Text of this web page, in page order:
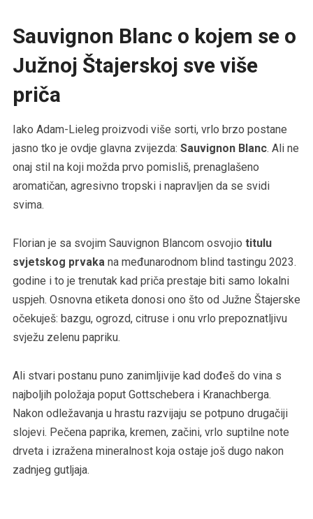
Sauvignon Blanc o kojem se o
Južnoj Štajerskoj sve više
priča
Iako Adam-Lieleg proizvodi više sorti, vrlo brzo postane
jasno tko je ovdje glavna zvijezda: Sauvignon Blanc. Ali ne
onaj stil na koji možda prvo pomisliš, prenaglašeno
aromatičan, agresivno tropski i napravljen da se svidi
svima.
Florian je sa svojim Sauvignon Blancom osvojio titulu
svjetskog prvaka na međunarodnom blind tastingu 2023.
godine i to je trenutak kad priča prestaje biti samo lokalni
uspjeh. Osnovna etiketa donosi ono što od Južne Štajerske
očekuješ: bazgu, ogrozd, citruse i onu vrlo prepoznatljivu
svježu zelenu papriku.
Ali stvari postanu puno zanimljivije kad dođeš do vina s
najboljih položaja poput Gottschebera i Kranachberga.
Nakon odležavanja u hrastu razvijaju se potpuno drugačiji
slojevi. Pečena paprika, kremen, začini, vrlo suptilne note
drveta i izražena mineralnost koja ostaje još dugo nakon
zadnjeg gutljaja.